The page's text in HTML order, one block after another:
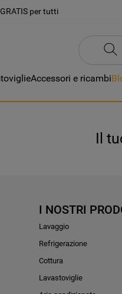
per tutti
Accessori e ricambi
Il
I NOSTRI
Lavaggio
Refrigerazione
Cottura
Lavastoviglie